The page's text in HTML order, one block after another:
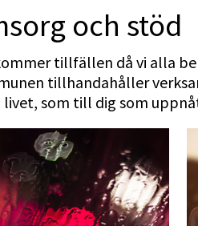
och stöd
tillfällen då vi alla
tillhandahåller
som till dig som